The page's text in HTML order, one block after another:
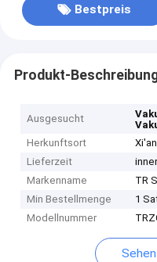
Bestpreis
Produkt-
Ausgesucht
Herkunftsort
Lieferzeit
Markenname
TR
Min Bestellmenge
1
Modellnummer